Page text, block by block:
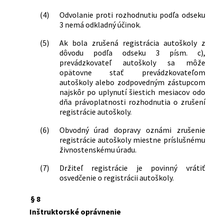
(4)
Odvolanie proti rozhodnutiu podľa odseku
3 nemá odkladný účinok.
(5)
Ak bola zrušená registrácia autoškoly z
dôvodu podľa odseku 3 písm. c),
prevádzkovateľ autoškoly sa môže
opätovne stať prevádzkovateľom
autoškoly alebo zodpovedným zástupcom
najskôr po uplynutí šiestich mesiacov odo
dňa právoplatnosti rozhodnutia o zrušení
registrácie autoškoly.
(6)
Obvodný úrad dopravy oznámi zrušenie
registrácie autoškoly miestne príslušnému
živnostenskému úradu.
(7)
Držiteľ registrácie je povinný vrátiť
osvedčenie o registrácii autoškoly.
§ 8
Inštruktorské oprávnenie